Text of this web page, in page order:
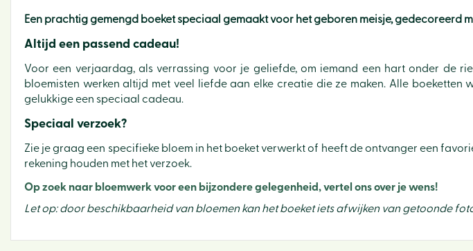
Een prachtig gemengd boeket speciaal gemaakt voor het geboren meisje, gedecoreerd
Altijd een passend cadeau!
Voor een verjaardag, als verrassing voor je geliefde, om iemand een hart onder de
bloemisten werken altijd met veel liefde aan elke creatie die ze maken. Alle
gelukkige een speciaal cadeau.
Speciaal verzoek?
Zie je graag een specifieke bloem in het boeket verwerkt of heeft de ontvanger een
rekening houden met het verzoek.
Op zoek naar bloemwerk voor een bijzondere gelegenheid, vertel ons over je wens!
Let op: door beschikbaarheid van bloemen kan het boeket iets afwijken van getoonde